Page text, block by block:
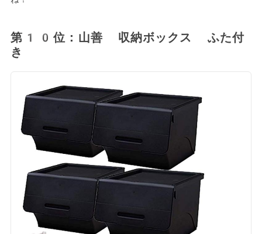
第10位：山善 収納ボックス ふた付
き